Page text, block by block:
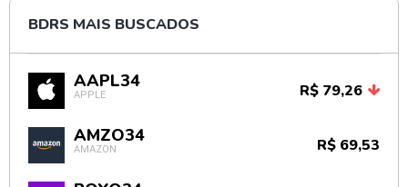
BDRS MAIS BUSCADOS
AAPL34
APPLE R$ 79,26
AMZO34
AMAZON R$ 69,53